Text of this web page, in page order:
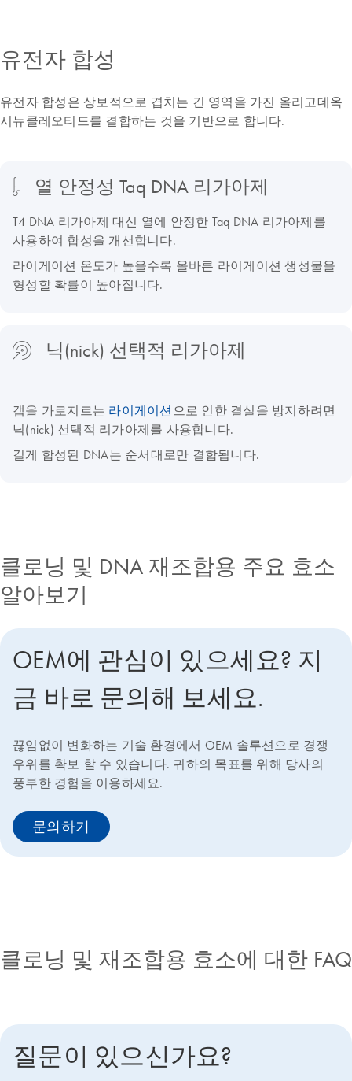
유전자 합성
유전자 합성은 상보적으로 겹치는 긴 영역을 가진 올리고데옥
시뉴클레오티드를 결합하는 것을 기반으로 합니다.
열 안정성 Taq DNA 리가아제
T4 DNA 리가아제 대신 열에 안정한 Taq DNA 리가아제를
사용하여 합성을 개선합니다.
라이게이션 온도가 높을수록 올바른 라이게이션 생성물을
형성할 확률이 높아집니다.
닉(nick) 선택적 리가아제
갭을 가로지르는 라이게이션 으로 인한 결실을 방지하려면
닉(nick) 선택적 리가아제를 사용합니다.
길게 합성된 DNA는 순서대로만 결합됩니다.
클로닝 및 DNA 재조합용 주요 효소
알아보기
OEM에 관심이 있으세요? 지
금 바로 문의해 보세요.
끊임없이 변화하는 기술 환경에서 OEM 솔루션으로 경쟁
우위를 확보 할 수 있습니다. 귀하의 목표를 위해 당사의
풍부한 경험을 이용하세요.
문의하기
클로닝 및 재조합용 효소에 대한 FAQ
질문이 있으신가요?